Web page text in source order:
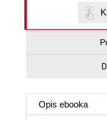
Opis ebooka